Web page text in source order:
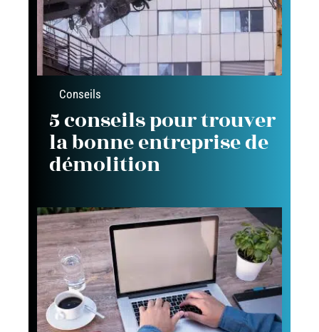
Conseils
5 conseils pour trouver
la bonne entreprise de
démolition